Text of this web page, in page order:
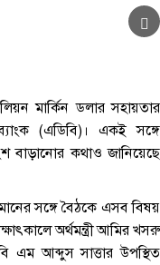
মার্কিন ডলার সহায়তার
(এডিবি)। একই সঙ্গে
বাড়ানোর কথাও জানিয়েছে
সঙ্গে বৈঠকে এসব বিষয়
অর্থমন্ত্রী আমির খসরু
এম আব্দুস সাত্তার উপস্থিত